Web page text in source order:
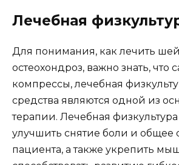
Лечебная
Для понимания, как лечить
остеохондроз, важно знать, что
компрессы, лечебная
средства являются одной из
терапии. Лечебная
улучшить снятие боли и общее
пациента, а также укрепить